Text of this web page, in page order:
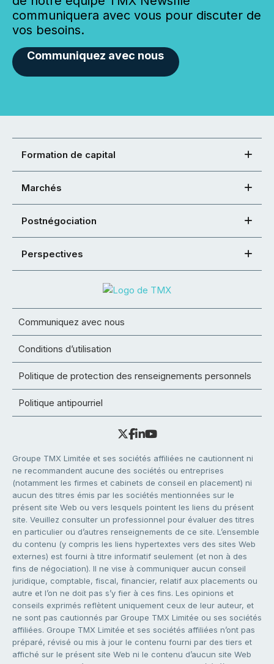
communiquera avec vous pour discuter de
vos besoins.
Communiquez avec nous
Formation de capital
Marchés
Postnégociation
Perspectives
Communiquez avec nous
Conditions d’utilisation
Politique de protection des renseignements personnels
Politique antipourriel
Groupe TMX Limitée et ses sociétés affiliées ne cautionnent ni
ne recommandent aucune des sociétés ou entreprises
(notamment les firmes et cabinets de conseil en placement) ni
aucun des titres émis par les sociétés mentionnées sur le
présent site Web ou vers lesquels pointent les liens du présent
site. Veuillez consulter un professionnel pour évaluer des titres
en particulier ou d’autres renseignements de ce site. L’ensemble
du contenu (y compris les liens hypertextes vers des sites Web
externes) est fourni à titre informatif seulement (et non à des
fins de négociation). Il ne vise à communiquer aucun conseil
juridique, comptable, fiscal, financier, relatif aux placements ou
autre et l’on ne doit pas s’y fier à ces fins. Les opinions et
conseils exprimés reflètent uniquement ceux de leur auteur, et
ne sont pas cautionnés par Groupe TMX Limitée ou ses sociétés
affiliées. Groupe TMX Limitée et ses sociétés affiliées n’ont pas
préparé, révisé ou mis à jour le contenu fourni par des tiers et
affiché sur le présent site Web ni le contenu d’aucun site Web